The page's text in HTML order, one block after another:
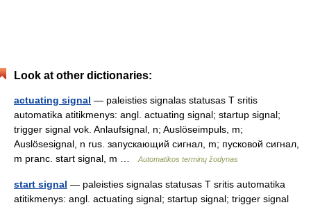
Look at other dictionaries:
actuating signal — paleisties signalas statusas T sritis
automatika atitikmenys: angl. actuating signal; startup signal;
trigger signal vok. Anlaufsignal, n; Auslöseimpuls, m;
Auslösesignal, n rus. запускающий сигнал, m; пусковой сигнал,
m pranc. start signal, m …
Automatikos terminų žodynas
start signal — paleisties signalas statusas T sritis automatika
atitikmenys: angl. actuating signal; startup signal; trigger signal